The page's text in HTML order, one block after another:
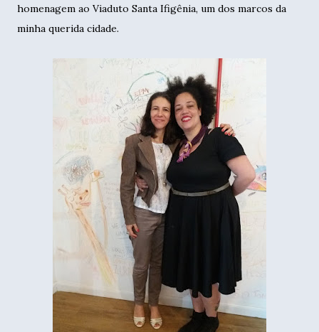
homenagem ao Viaduto Santa Ifigênia, um dos marcos da
minha querida cidade.